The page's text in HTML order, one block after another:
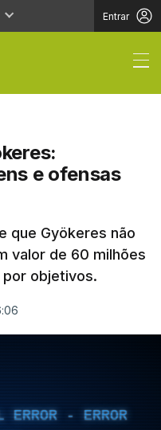
Entrar
e ofensas
que Gyökeres não
valor de 60 milhões
por objetivos.
ERROR - ERROR